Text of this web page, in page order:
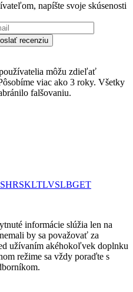
napíšte svoje skúsenosti
recenziu
môžu zdieľať
viac ako 3 roky. Všetky
falšovaniu.
HRSKLTLVSLBGET
informácie slúžia len na
by sa považovať za
užívaním akéhokoľvek doplnku
režime sa vždy poraďte s